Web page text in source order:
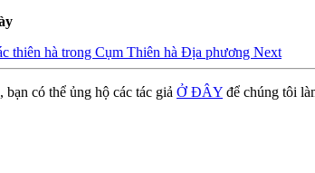
thiên hà trong Cụm Thiên hà Địa phương Next
có thể ủng hộ các tác giả Ở ĐÂY để chúng tôi